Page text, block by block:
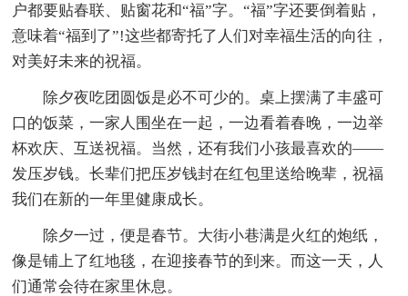
户都要贴春联、贴窗花和“福”字。“福”字还要倒着贴，
意味着“福到了”!这些都寄托了人们对幸福生活的向往，
对美好未来的祝福。
除夕夜吃团圆饭是必不可少的。桌上摆满了丰盛可
口的饭菜，一家人围坐在一起，一边看着春晚，一边举
杯欢庆、互送祝福。当然，还有我们小孩最喜欢的——
发压岁钱。长辈们把压岁钱封在红包里送给晚辈，祝福
我们在新的一年里健康成长。
除夕一过，便是春节。大街小巷满是火红的炮纸，
像是铺上了红地毯，在迎接春节的到来。而这一天，人
们通常会待在家里休息。